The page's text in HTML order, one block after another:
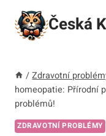
Přeskočit
obsah
Česká
/ Zdravotní
homeopatie: Přírodní
problémů!
ZDRAVOTNÍ PROBLÉMY